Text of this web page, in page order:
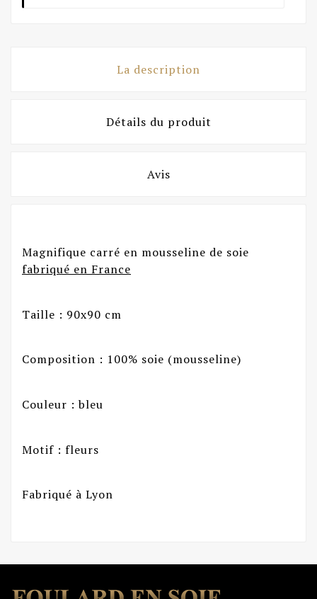
La description
Détails du produit
Avis
Magnifique carré en mousseline de soie
fabriqué en France
Taille : 90x90 cm
Composition : 100% soie (mousseline)
Couleur : bleu
Motif : fleurs
Fabriqué à Lyon